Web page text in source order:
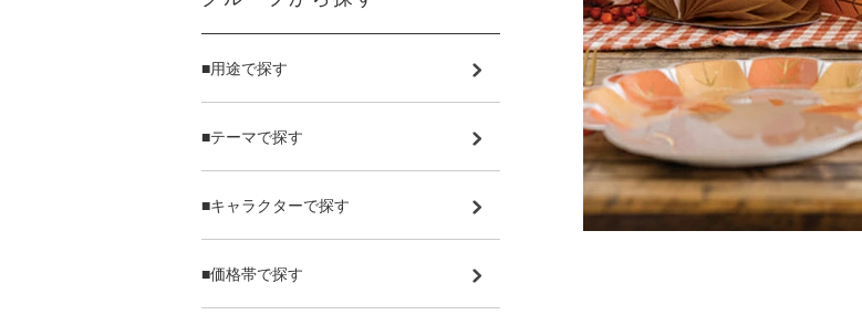
■用途で探す
■テーマで探す
■キャラクターで探す
■価格帯で探す